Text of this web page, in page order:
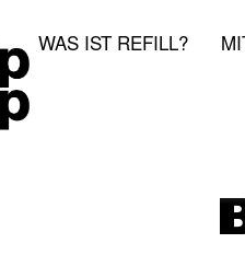
WAS IST REFILL?